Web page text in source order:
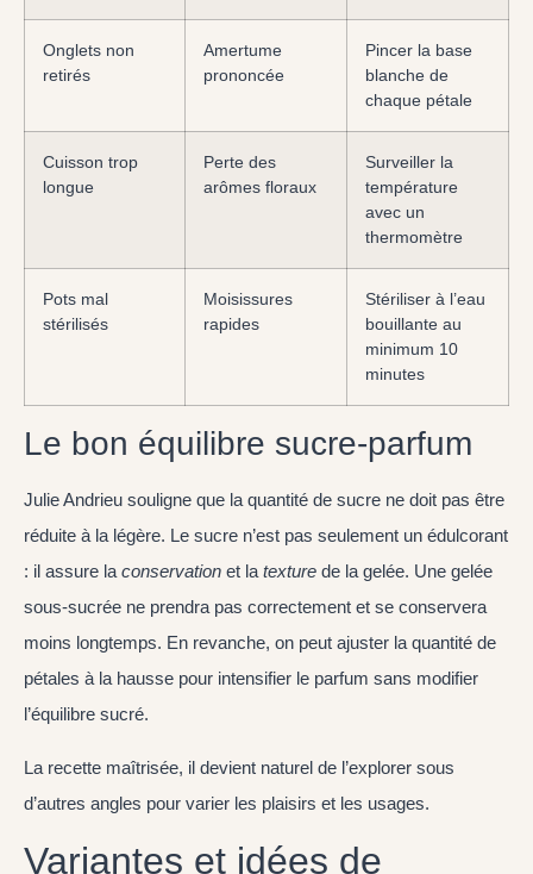
Onglets non
retirés
Amertume
prononcée
Pincer la base
blanche de
chaque pétale
Cuisson trop
longue
Perte des
arômes floraux
Surveiller la
température
avec un
thermomètre
Pots mal
stérilisés
Moisissures
rapides
Stériliser à l’eau
bouillante au
minimum 10
minutes
Le bon équilibre sucre-parfum
Julie Andrieu souligne que la quantité de sucre ne doit pas être
réduite à la légère. Le sucre n’est pas seulement un édulcorant
: il assure la conservation et la texture de la gelée. Une gelée
sous-sucrée ne prendra pas correctement et se conservera
moins longtemps. En revanche, on peut ajuster la quantité de
pétales à la hausse pour intensifier le parfum sans modifier
l’équilibre sucré.
La recette maîtrisée, il devient naturel de l’explorer sous
d’autres angles pour varier les plaisirs et les usages.
Variantes et idées de